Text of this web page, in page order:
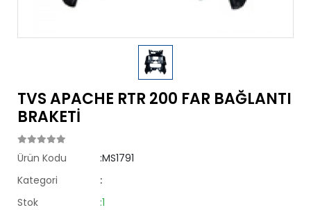
TVS APACHE RTR 200 FAR BAĞLANTI
BRAKETİ
Ürün Kodu
:MS1791
Kategori
:
Stok
:1